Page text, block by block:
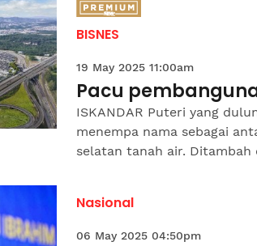
BISNES
19 May 2025 11:00am
Pacu
ISKANDAR Puteri yang
menempa nama sebagai
selatan tanah air. Ditambah
Nasional
06 May 2025 04:50pm